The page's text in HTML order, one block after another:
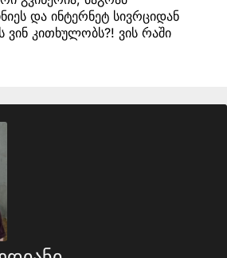
და ინტერნეტ სივრციდან
ვინ კითხულობს?! ვის რაში